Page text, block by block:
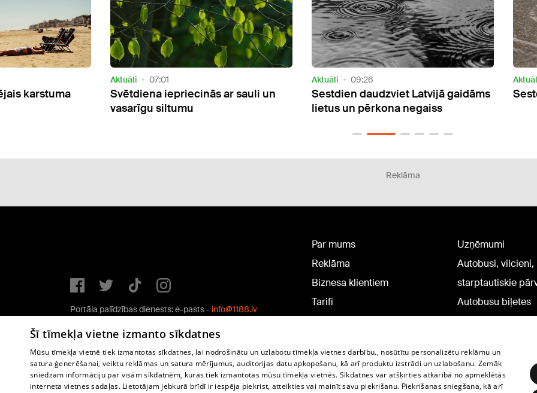
ar sauli un
Aktuāli 09:26
Sestdien daudzviet Latvijā gaidāms
lietus un pērkona negaiss
Aktuāli 14:40
Sestdien daudzviet gaidāms lietus
Reklāma
Portāla palīdzības dienests: e-pasts - info@1188.lv
Copyright © 2004-2026 SIA HELIO MEDIA.
Par mums
Reklāma
Biznesa klientiem
Tarifi
Politiskā reklāma
Sīkdatņu lietošanas
Uzņēmumi
Autobusi, vilcieni,
starptautiskie
Autobusu biļetes
Šī tīmekļa vietne izmanto sīkdatnes
Mūsu tīmekļa vietnē tiek izmantotas sīkdatnes, lai nodrošinātu un uzlabotu tīmekļa vietnes darbību., nosūtītu personalizētu reklāmu un
satura ģenerēšanai, veiktu reklāmas un satura mērījumus, auditorijas datu apkopošanu, kā arī produktu izstrādi un uzlabošanu. Zemāk
sniedzam informāciju par visām sīkdatnēm, kuras tiek izmantotas mūsu tīmekļa vietnēs. Sīkdatnes var atšķirties atkarībā no apmeklētās
interneta vietnes sadaļas. Lietotājam jebkurā brīdī ir iespēja piekrist, atteikties vai mainīt savu piekrišanu. Piekrišanas sniegšana, kā arī